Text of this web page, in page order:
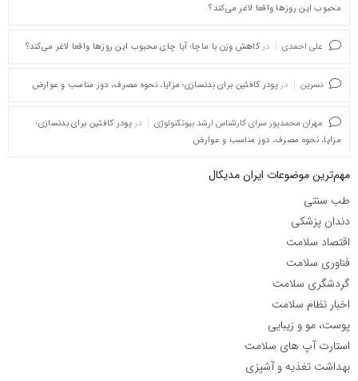
محبوب این روزها واقعا لاغر می‌کند؟
علی احمدی در کاهش وزن با ماچا؛ آیا چای محبوب این روزها واقعا لاغر می‌کند؟
نسرین در پودر کافئین برای بدنسازی؛ مزایا، نحوه مصرف، دوز مناسب و عوارض
مهران محمدپور سرای کارشناس ارشد بیوتکنولوژی در پودر کافئین برای بدنسازی؛
مزایا، نحوه مصرف، دوز مناسب و عوارض
مهم‌ترین موضوعات ایران مدیکال
طب سنتی
دندان پزشکی
اقتصاد سلامت
فناوری سلامت
گردشگری سلامت
اخبار نظام سلامت
پوست، مو و زیبایی
استارت آپ های سلامت
بهداشت تغذیه و آشپزی